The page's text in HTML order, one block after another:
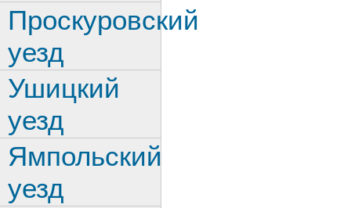
Проскуровский
уезд
Ушицкий
уезд
Ямпольский
уезд